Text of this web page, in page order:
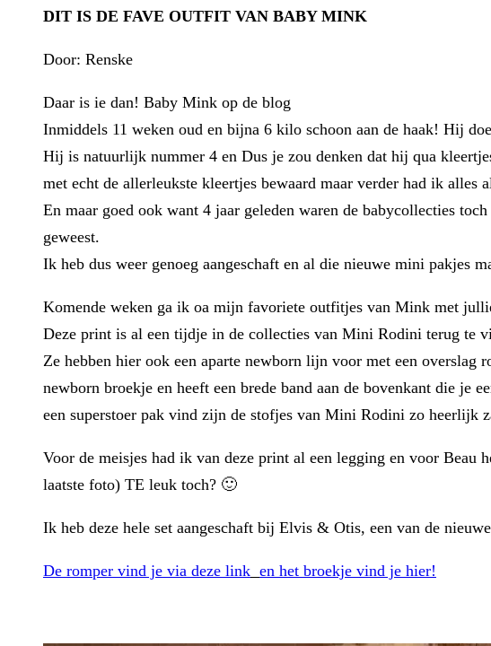
DIT IS DE FAVE OUTFIT VAN BABY MINK
Door: Renske
Daar is ie dan! Baby Mink op de blog
Inmiddels 11 weken oud en bijna 6 kilo schoon aan de haak! Hij
Hij is natuurlijk nummer 4 en Dus je zou denken dat hij qua
met echt de allerleukste kleertjes bewaard maar verder had ik alles
En maar goed ook want 4 jaar geleden waren de babycollecties
geweest.
Ik heb dus weer genoeg aangeschaft en al die nieuwe mini pakjes
Komende weken ga ik oa mijn favoriete outfitjes van Mink met
Deze print is al een tijdje in de collecties van Mini Rodini terug te
Ze hebben hier ook een aparte newborn lijn voor met een
newborn broekje en heeft een brede band aan de bovenkant die je
een superstoer pak vind zijn de stofjes van Mini Rodini zo heerlijk
Voor de meisjes had ik van deze print al een legging en voor Beau
laatste foto) TE leuk toch? 🙂
Ik heb deze hele set aangeschaft bij Elvis & Otis, een van de
De romper vind je via deze link en het broekje vind je hier!